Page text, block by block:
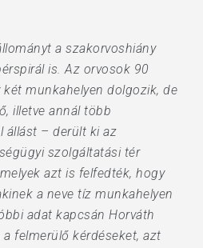
a szakorvoshiány
is. Az orvosok 90
két munkahelyen dolgozik, de
illetve annál több
állást – derült ki az
szolgáltatási tér
azt is felfedték, hogy
a neve tíz munkahelyen
adat kapcsán Horváth
felmerülő kérdéseket, azt